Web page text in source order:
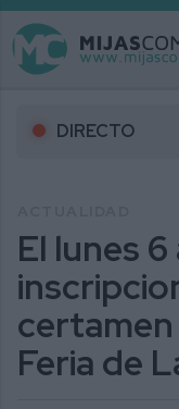
DIRECTO
El lunes
certamen
Feria de